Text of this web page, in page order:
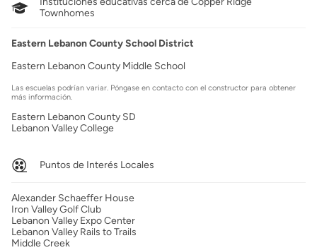
Townhomes
Eastern Lebanon County School District
Eastern Lebanon County Middle School
Las escuelas podrían variar. Póngase en contacto con el constructor para obtener
más información.
Eastern Lebanon County SD
Lebanon Valley College
Puntos de Interés Locales
Alexander Schaeffer House
Iron Valley Golf Club
Lebanon Valley Expo Center
Lebanon Valley Rails to Trails
Middle Creek